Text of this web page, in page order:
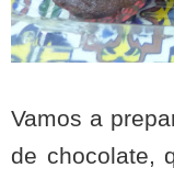
Vamos a
de chocolate,